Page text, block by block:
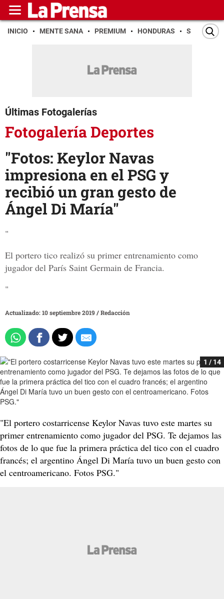
INICIO MENTE SANA PREMIUM HONDURAS SAN PEDRO
Últimas Fotogalerías
Fotogalería Deportes
"Fotos: Keylor Navas
impresiona en el PSG y
recibió un gran gesto de
Ángel Di María"
"
El portero tico realizó su primer entrenamiento como
jugador del París Saint Germain de Francia.
"
Actualizado: 10 septiembre 2019/Redacción
1 / 14
"El portero costarricense Keylor Navas tuvo este martes su
primer entrenamiento como jugador del PSG. Te dejamos las
fotos de lo que fue la primera práctica del tico con el cuadro
francés; el argentino Ángel Di María tuvo un buen gesto con
el centroamericano. Fotos PSG."